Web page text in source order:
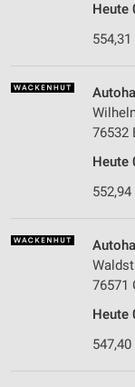
Heute
76532
Heute
76571
Heute